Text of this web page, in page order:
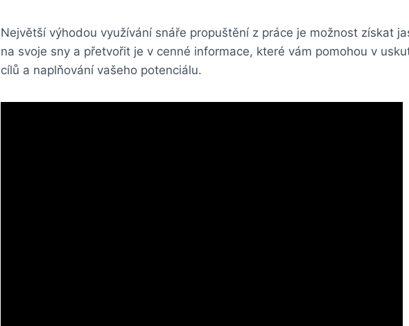
Největší výhodou využívání snáře propuštění z práce je možnost získat
na svoje sny a přetvořit je v cenné informace, které vám pomohou v
cílů a naplňování vašeho potenciálu.